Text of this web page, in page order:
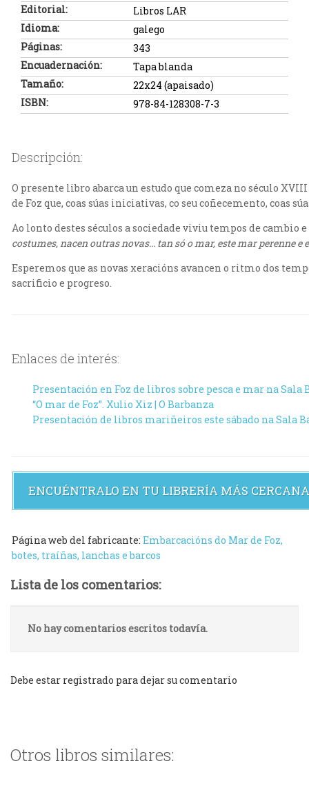
Editorial:
Libros LAR
Idioma:
galego
Páginas:
343
Encuadernación:
Tapa blanda
Tamaño:
22x24 (apaisado)
ISBN:
978-84-128308-7-3
Descripción:
O presente libro abarca un estudo que comeza no século
de Foz que, coas súas iniciativas, co seu coñecemento, coas
Ao lonto destes séculos a sociedade viviu tempos de
costumes, nacen outras novas... tan só o mar, este mar perenne
Esperemos que as novas xeracións avancen o ritmo dos
sacrificio e progreso.
Enlaces de interés:
Presentación en Foz de libros sobre pesca e mar na
“O mar de Foz”. Xulio Xiz | O Barbanza
Presentación de libros mariñeiros este sábado na Sala
ENCUÉNTRALO EN TU LIBRERÍA MÁS
Página web del fabricante:Embarcacións do Mar de Foz,
botes, traíñas, lanchas e barcos
Lista de los comentarios:
No hay comentarios escritos todavía.
Debe estar registrado para dejar su comentario
Otros libros similares: